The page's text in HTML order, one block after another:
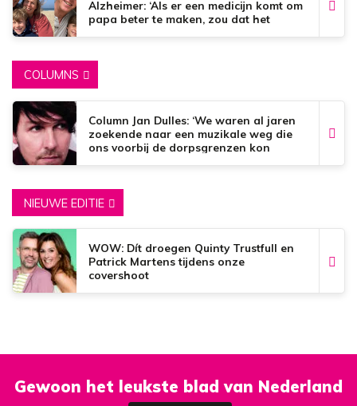
Alzheimer: ‘Als er een medicijn komt om
papa beter te maken, zou dat het
COLUMNS
Column Jan Dulles: ‘We waren al jaren
zoekende naar een muzikale weg die
ons voorbij de dorpsgrenzen kon
NIEUWE EDITIE
WOW: Dít droegen Quinty Trustfull en
Patrick Martens tijdens onze
covershoot
Gewoon het leukste blad van Nederland